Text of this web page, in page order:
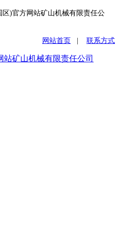
区)官方网站矿山机械有限责任公
网站首页 联系方式